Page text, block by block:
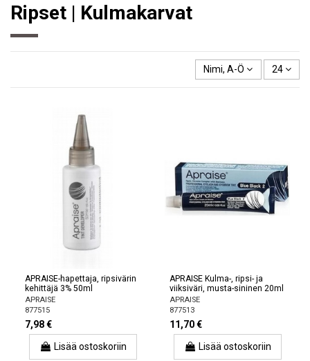
Ripset | Kulmakarvat
Nimi, A-Ö 24
APRAISE-hapettaja, ripsivärin
kehittäjä 3% 50ml
APRAISE
877515
7,98 €
Lisää ostoskoriin
APRAISE Kulma-, ripsi- ja
viiksiväri, musta-sininen 20ml
APRAISE
877513
11,70 €
Lisää ostoskoriin